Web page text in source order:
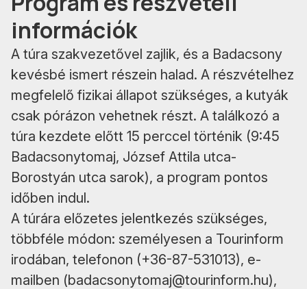
információk
A túra szakvezetővel zajlik, és a Badacsony
kevésbé ismert részein halad. A részvételhez
megfelelő fizikai állapot szükséges, a kutyák
csak pórázon vehetnek részt. A találkozó a
túra kezdete előtt 15 perccel történik (9:45
Badacsonytomaj, József Attila utca-
Borostyán utca sarok), a program pontos
időben indul.
A túrára előzetes jelentkezés szükséges,
többféle módon: személyesen a Tourinform
irodában, telefonon (+36-87-531013), e-
mailben (badacsonytomaj@tourinform.hu),